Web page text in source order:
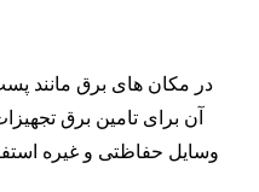
در مکان های برق مانند
آن برای تامین برق
وسایل حفاظتی و غیره